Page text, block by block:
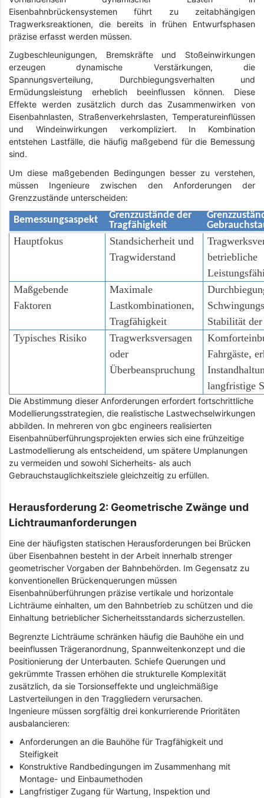
Eisenbahnbrückensystemen führt zu zeitabhängigen
Tragwerksreaktionen, die bereits in frühen Entwurfsphasen
präzise erfasst werden müssen.
Zugbeschleunigungen, Bremskräfte und Stoßeinwirkungen
erzeugen dynamische Verstärkungen, die
Spannungsverteilung, Durchbiegungsverhalten und
Ermüdungsleistung erheblich beeinflussen können. Diese
Effekte werden zusätzlich durch das Zusammenwirken von
Eisenbahnlasten, Straßenverkehrslasten, Temperatureinflüssen
und Windeinwirkungen verkompliziert. In Kombination
entstehen Lastfälle, die häufig maßgebend für die Bemessung
sind.
Um diese maßgebenden Bedingungen besser zu verstehen,
müssen Ingenieure zwischen den Anforderungen der
Grenzzustände unterscheiden:
Bemessungsaspekt
Grenzzustände der
Tragfähigkeit
Hauptfokus
Standsicherheit und
Tragwiderstand
betriebliche
Maßgebende
Faktoren
Maximale
Lastkombinationen,
Tragfähigkeit
Stabilität
Typisches Risiko
Tragwerksversagen
oder
Überbeanspruchung
Fahrgäste,
langfristige
Die Abstimmung dieser Anforderungen erfordert fortschrittliche
Modellierungsstrategien, die realistische Lastwechselwirkungen
abbilden. In mehreren von gbc engineers realisierten
Eisenbahnüberführungsprojekten erwies sich eine frühzeitige
Lastmodellierung als entscheidend, um spätere Umplanungen
zu vermeiden und sowohl Sicherheits- als auch
Gebrauchstauglichkeitsziele gleichzeitig zu erfüllen.
Herausforderung 2: Geometrische Zwänge und
Lichtraumanforderungen
Eine der häufigsten statischen Herausforderungen bei Brücken
über Eisenbahnen besteht in der Arbeit innerhalb strenger
geometrischer Vorgaben der Bahnbehörden. Im Gegensatz zu
konventionellen Brückenquerungen müssen
Eisenbahnüberführungen präzise vertikale und horizontale
Lichträume einhalten, um den Bahnbetrieb zu schützen und die
Einhaltung betrieblicher Sicherheitsstandards sicherzustellen.
Begrenzte Lichträume schränken häufig die Bauhöhe ein und
beeinflussen Trägeranordnung, Spannweitenkonzept und die
Positionierung der Unterbauten. Schiefe Querungen und
gekrümmte Trassen erhöhen die strukturelle Komplexität
zusätzlich, da sie Torsionseffekte und ungleichmäßige
Lastverteilungen in den Traggliedern verursachen.
Ingenieure müssen sorgfältig drei konkurrierende Prioritäten
ausbalancieren:
Anforderungen an die Bauhöhe für Tragfähigkeit und
Steifigkeit
Konstruktive Randbedingungen im Zusammenhang mit
Montage- und Einbaumethoden
Langfristiger Zugang für Wartung, Inspektion und